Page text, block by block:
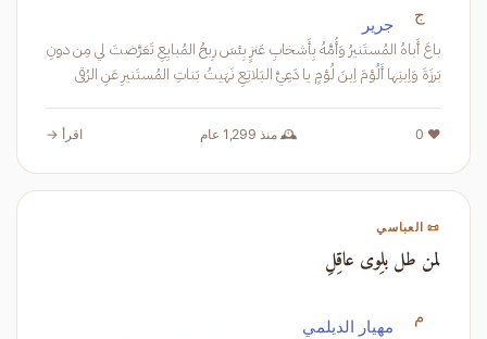
ج جرير
باعَ أَباهُ المُستَنيرُ وَأُمَّهُ بِأَشخابِ عَنزٍ بِئسَ رِبحُ المُبايِعِ تَعَرَّضتَ لي مِن دونِ
بَرزَةَ وَاِبنِها أَلُؤمَ اِبنَ لُؤمٍ يا دَعِيَّ البَلاتِعِ نَهَيتُ بَناتِ المُستَنيرِ عَنِ الرُقى
❤️ 0 🕰️ منذ 1,299 عام اقرأ →
📜 العباسي
لمن طل بلِوى عاقِلِ
م مهيار الديلمي